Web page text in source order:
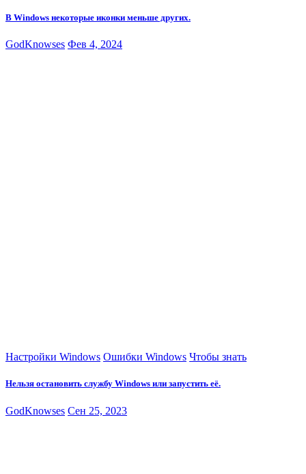
В Windows некоторые иконки меньше других.
GodKnowses Фев 4, 2024
Настройки Windows Ошибки Windows Чтобы знать
Нельзя остановить службу Windows или запустить её.
GodKnowses Сен 25, 2023